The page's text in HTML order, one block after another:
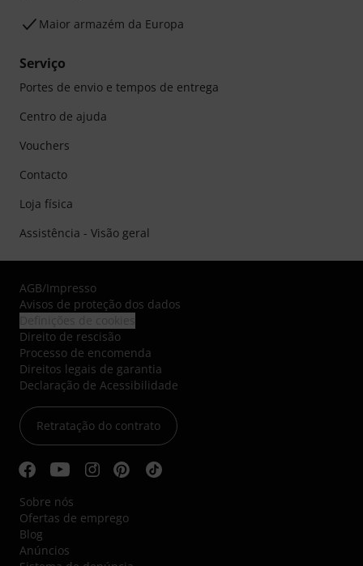
Maior armazém da Europa
Serviço
Portes de envio e tempos de entrega
Centro de ajuda
Vouchers
Contacto
Loja física
Assistência - Visão geral
AGB/Impresso
Avisos de proteção dos dados
Direito de rescisão
Processo de encomenda
Direitos legais de garantia
Declaração de Acessibilidade
Retratação do contrato
Sobre nós
Ofertas de emprego
Blog
Anúncios